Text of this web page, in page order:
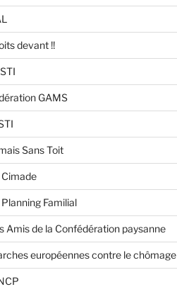
devant !!
GAMS
Sans Toit
Cimade
Planning Familial
Amis de la Confédération paysanne
européennes contre le chômage